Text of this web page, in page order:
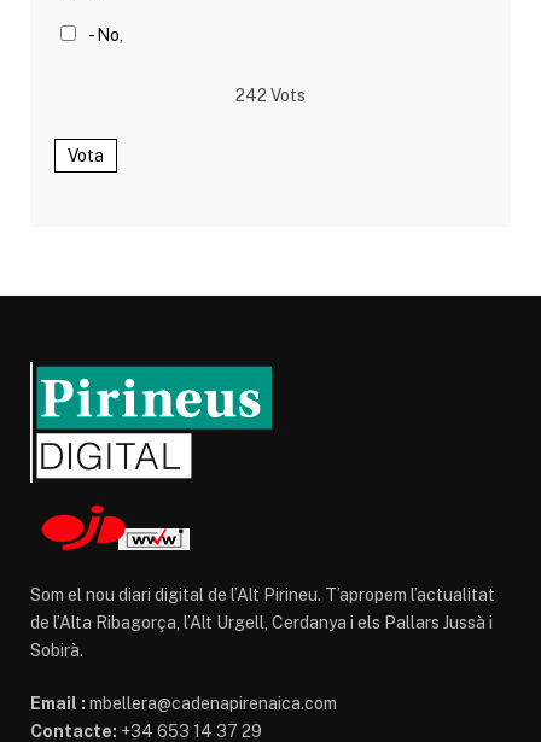
- No,
242 Vots
Vota
Som el nou diari digital de l’Alt Pirineu. T’apropem l’actualitat
de l’Alta Ribagorça, l’Alt Urgell, Cerdanya i els Pallars Jussà i
Sobirà.
Email : mbellera@cadenapirenaica.com
Contacte: +34 653 14 37 29